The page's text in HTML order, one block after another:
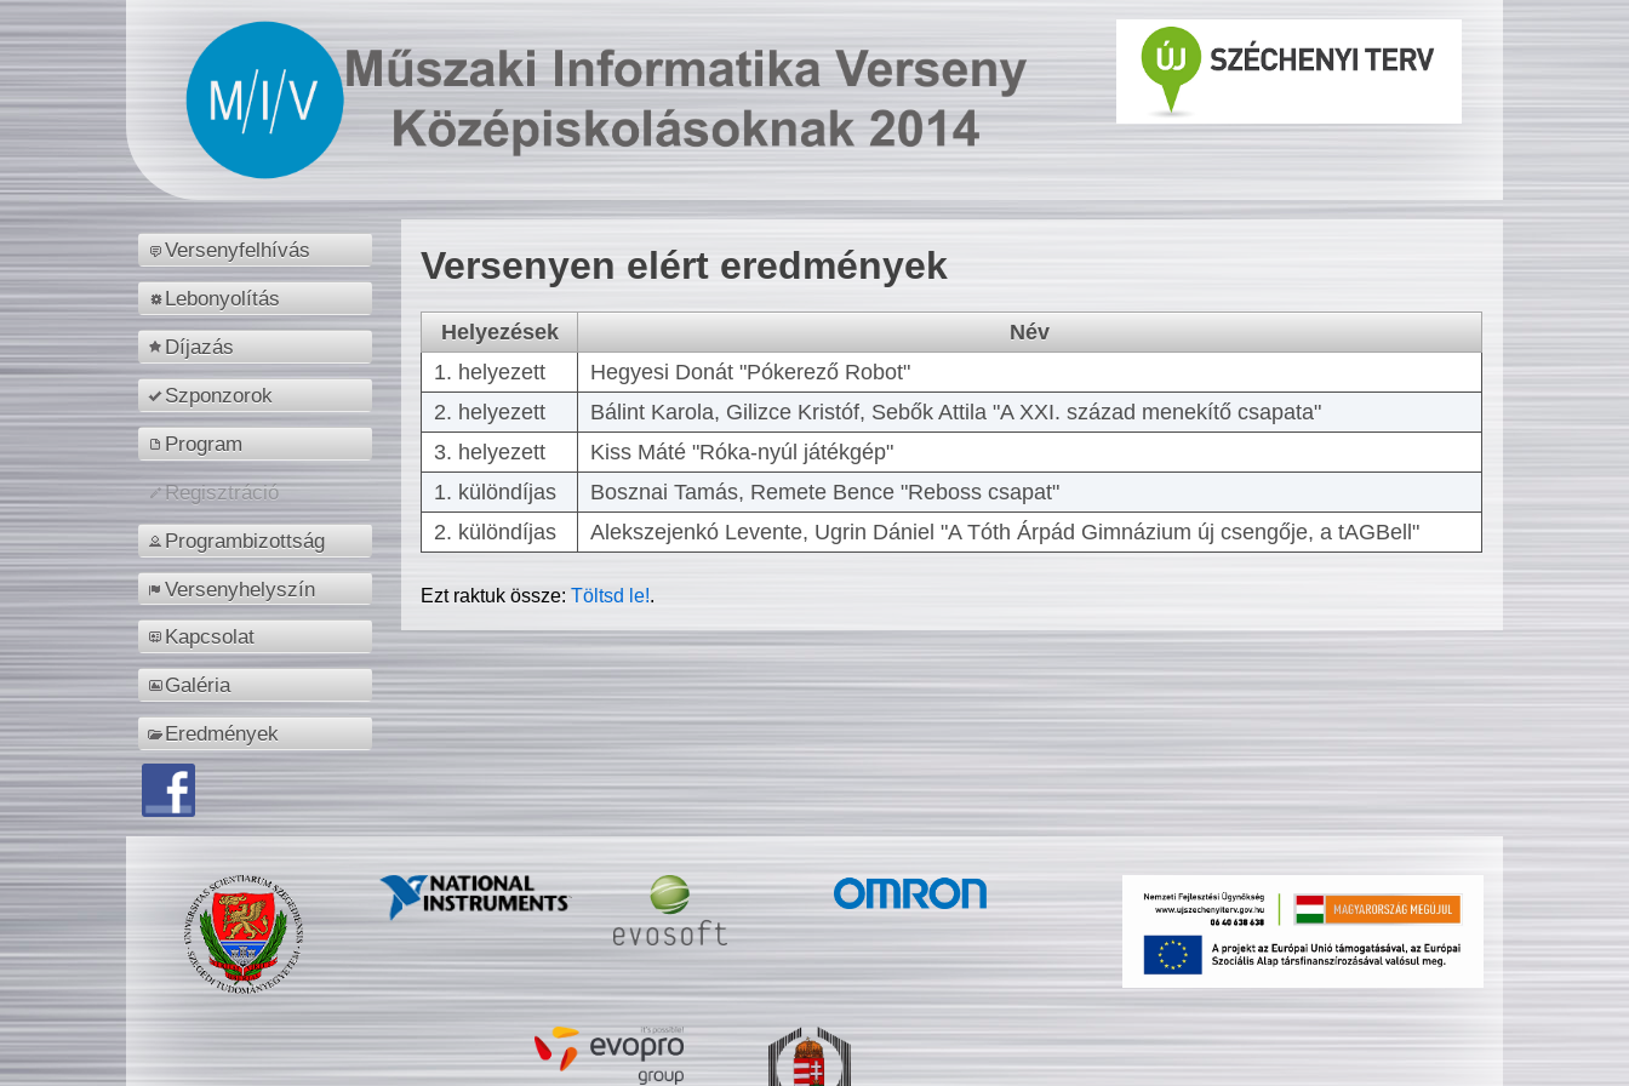
Versenyfelhívás
Lebonyolítás
Díjazás
Szponzorok
Program
Regisztráció
Programbizottság
Versenyhelyszín
Kapcsolat
Galéria
Eredmények
Versenyen elért eredmények
Helyezések
Név
1. helyezett
Hegyesi Donát "Pókerező Robot"
2. helyezett
Bálint Karola, Gilizce Kristóf, Sebők Attila "A XXI. század menekítő csapata"
3. helyezett
Kiss Máté "Róka-nyúl játékgép"
1. különdíjas
Bosznai Tamás, Remete Bence "Reboss csapat"
2. különdíjas
Alekszejenkó Levente, Ugrin Dániel "A Tóth Árpád Gimnázium új csengője, a tAGBell"
Ezt raktuk össze:Töltsd le!.